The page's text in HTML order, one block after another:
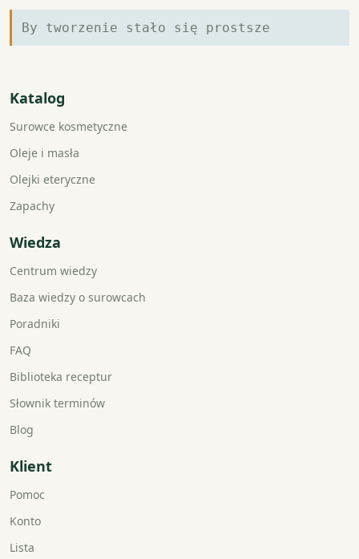
By tworzenie stało się prostsze
Katalog
Surowce kosmetyczne
Oleje i masła
Olejki eteryczne
Zapachy
Wiedza
Centrum wiedzy
Baza wiedzy o surowcach
Poradniki
FAQ
Biblioteka receptur
Słownik terminów
Blog
Klient
Pomoc
Konto
Lista